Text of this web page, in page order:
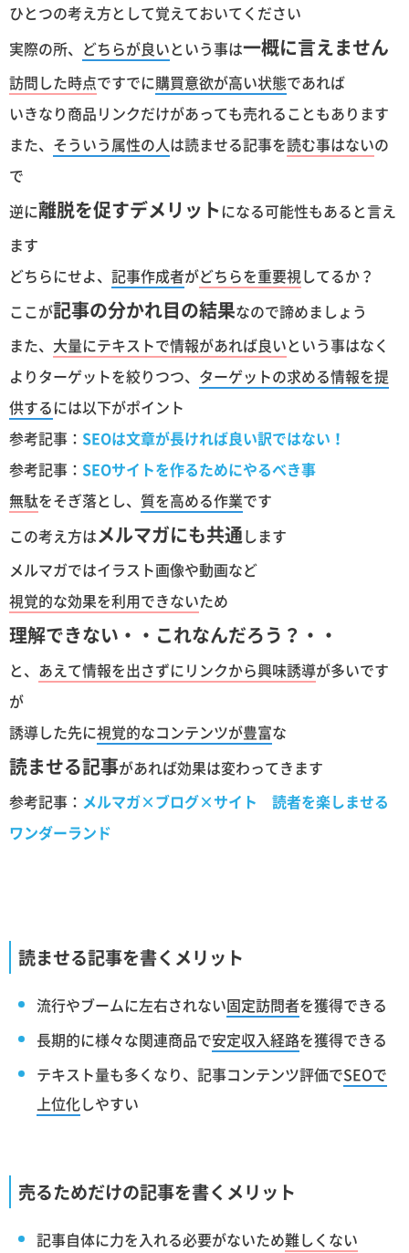
ひとつの考え方として覚えておいてください
実際の所、 どちらが良いという事は一概に言えません
訪問した時点ですでに購買意欲が高い状態であれば
いきなり商品リンクだけがあっても売れることもあります
また、 そういう属性の人は読ませる記事を読む事はないの
で
逆に離脱を促すデメリットになる可能性もあると言え
ます
どちらにせよ、 記事作成者がどちらを重要視してるか？
ここが記事の分かれ目の結果なので諦めましょう
また、 大量にテキストで情報があれば良いという事はなく
よりターゲットを絞りつつ、 ターゲットの求める情報を提
供するには以下がポイント
参考記事： SEOは文章が長ければ良い訳ではない！
参考記事： SEOサイトを作るためにやるべき事
無駄をそぎ落とし、 質を高める作業です
この考え方はメルマガにも共通します
メルマガではイラスト画像や動画など
視覚的な効果を利用できないため
理解できない・・これなんだろう？・・
と、 あえて情報を出さずにリンクから興味誘導が多いです
が
誘導した先に視覚的なコンテンツが豊富な
読ませる記事があれば効果は変わってきます
参考記事： メルマガ×ブログ×サイト 読者を楽しませる
ワンダーランド
読ませる記事を書くメリット
流行やブームに左右されない固定訪問者を獲得できる
長期的に様々な関連商品で安定収入経路を獲得できる
テキスト量も多くなり、記事コンテンツ評価でSEOで
上位化しやすい
売るためだけの記事を書くメリット
記事自体に力を入れる必要がないため難しくない